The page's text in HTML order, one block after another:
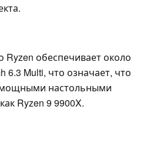
Ryzen обеспечивает около
6.3 Multi, что означает, что
мощными настольными
Ryzen 9 9900X.